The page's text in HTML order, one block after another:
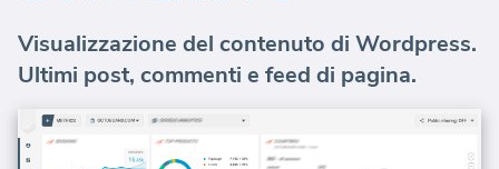
Visualizzazione del contenuto di Wordpress.
Ultimi post, commenti e feed di pagina.